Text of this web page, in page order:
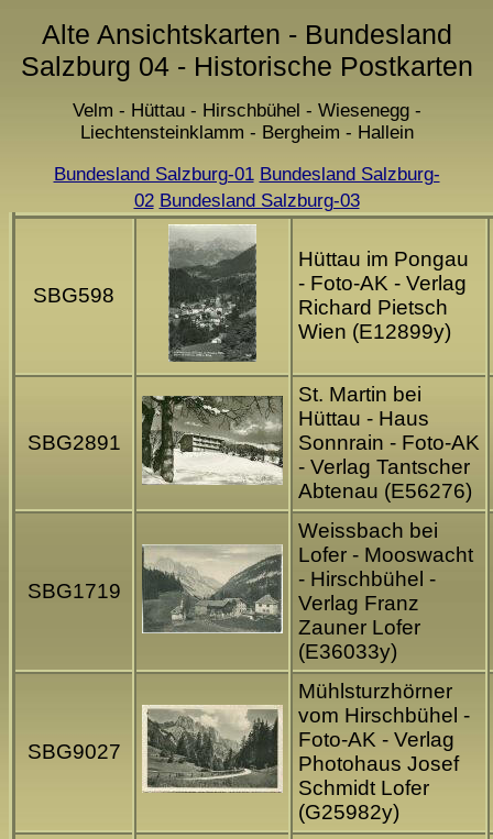
Alte Ansichtskarten - Bundesland
Salzburg 04 - Historische Postkarten
Velm - Hüttau - Hirschbühel - Wiesenegg -
Liechtensteinklamm - Bergheim - Hallein
Bundesland Salzburg-01 Bundesland Salzburg-
02 Bundesland Salzburg-03
SBG598
Hüttau im Pongau
- Foto-AK - Verlag
Richard Pietsch
Wien (E12899y)
SBG2891
St. Martin bei
Hüttau - Haus
Sonnrain - Foto-AK
- Verlag Tantscher
Abtenau (E56276)
SBG1719
Weissbach bei
Lofer - Mooswacht
- Hirschbühel -
Verlag Franz
Zauner Lofer
(E36033y)
SBG9027
Mühlsturzhörner
vom Hirschbühel -
Foto-AK - Verlag
Photohaus Josef
Schmidt Lofer
(G25982y)